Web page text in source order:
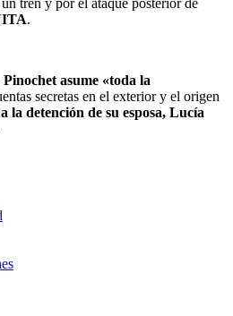
.
asume «toda la
secretas en el exterior y el origen
la detención de su esposa, Lucía